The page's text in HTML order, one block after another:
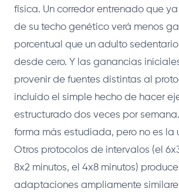
física. Un corredor entrenado que
de su techo genético verá menos
porcentual que un adulto
desde cero. Y las ganancias
provenir de fuentes distintas al
incluido el simple hecho de hacer
estructurado dos veces por
forma más estudiada, pero no es la
Otros protocolos de intervalos (el
8x2 minutos, el 4x8 minutos)
adaptaciones ampliamente